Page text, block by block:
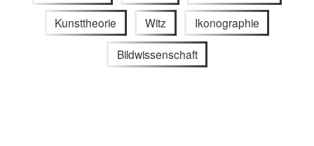
Kunsttheorie Witz Ikonographie
Bildwissenschaft